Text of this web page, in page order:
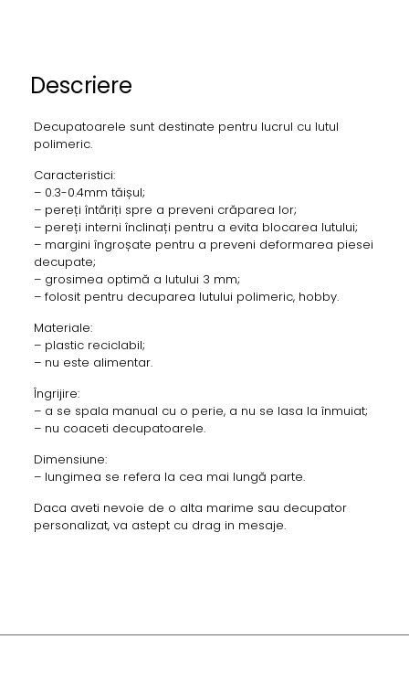
Descriere
Decupatoarele sunt destinate pentru lucrul cu lutul
polimeric.
Caracteristici:
– 0.3-0.4mm tăișul;
– pereți întăriți spre a preveni crăparea lor;
– pereți interni înclinați pentru a evita blocarea lutului;
– margini îngroșate pentru a preveni deformarea piesei
decupate;
– grosimea optimă a lutului 3 mm;
– folosit pentru decuparea lutului polimeric, hobby.
Materiale:
– plastic reciclabil;
– nu este alimentar.
Îngrijire:
– a se spala manual cu o perie, a nu se lasa la înmuiat;
– nu coaceti decupatoarele.
Dimensiune:
– lungimea se refera la cea mai lungă parte.
Daca aveti nevoie de o alta marime sau decupator
personalizat, va astept cu drag in mesaje.